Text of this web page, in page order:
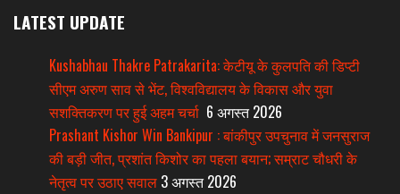
LATEST UPDATE
Kushabhau Thakre Patrakarita: केटीयू के कुलपति की डिप्टी
सीएम अरुण साव से भेंट, विश्वविद्यालय के विकास और युवा
सशक्तिकरण पर हुई अहम चर्चा 6 अगस्त 2026
Prashant Kishor Win Bankipur : बांकीपुर उपचुनाव में जनसुराज
की बड़ी जीत, प्रशांत किशोर का पहला बयान; सम्राट चौधरी के
नेतृत्व पर उठाए सवाल 3 अगस्त 2026